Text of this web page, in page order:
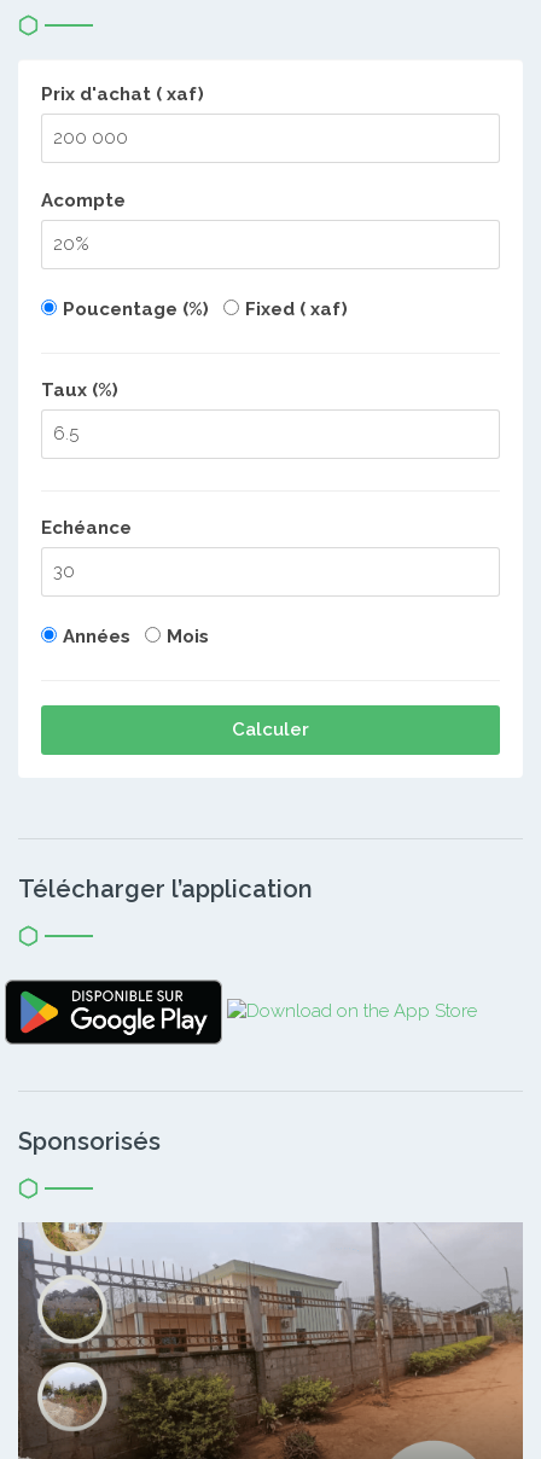
Prix d'achat ( xaf)
Acompte
Poucentage (%) Fixed ( xaf)
Taux (%)
Echéance
Années Mois
Calculer
Télécharger l’application
Sponsorisés